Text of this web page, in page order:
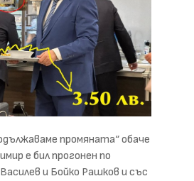
промяната“ обаче
е бил прогонен по
и Бойко Рашков и със